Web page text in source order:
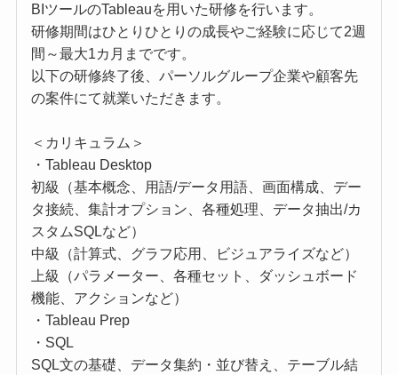
BIツールのTableauを用いた研修を行います。
研修期間はひとりひとりの成長やご経験に応じて2週
間～最大1カ月までです。
以下の研修終了後、パーソルグループ企業や顧客先
の案件にて就業いただきます。
＜カリキュラム＞
・Tableau Desktop
初級（基本概念、用語/データ用語、画面構成、デー
タ接続、集計オプション、各種処理、データ抽出/カ
スタムSQLなど）
中級（計算式、グラフ応用、ビジュアライズなど）
上級（パラメーター、各種セット、ダッシュボード
機能、アクションなど）
・Tableau Prep
・SQL
SQL文の基礎、データ集約・並び替え、テーブル結